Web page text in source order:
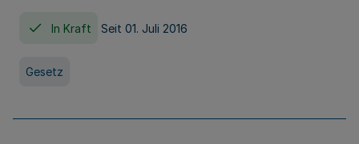
In Kraft Seit 01. Juli 2016
Gesetz